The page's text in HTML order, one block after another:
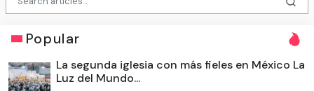
Popular
La segunda iglesia con más fieles en México La
Luz del Mundo...